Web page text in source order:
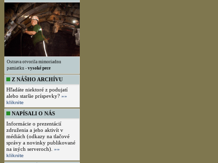
Ostrava otvorila mimoriadnu
pamiatku - vysoké pece
Z NÁŠHO ARCHÍVU
Hľadáte niektoré z podujatí
alebo staršie príspevky? »»
kliknite
NAPÍSALI O NÁS
Informácie o prezentácií
združenia a jeho aktivít v
médiách (odkazy na tlačové
správy a novinky publikované
na iných serveroch). »»
kliknite